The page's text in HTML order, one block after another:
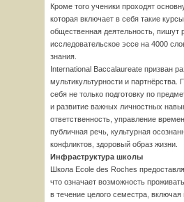
Кроме того ученики проходят
которая включает в себя такие курсы
общественная деятельность, пишут
исследовательское эссе на 4000
знания.
International Baccalaureate призван
мультикультурности и
себя не только подготовку по
и развитие важных личностных
ответственность, управление
публичная речь, культурная
конфликтов, здоровый образ жизни.
Инфраструктура школы
Школа Ecole des Roches
что означает возможность
в течение целого семестра,